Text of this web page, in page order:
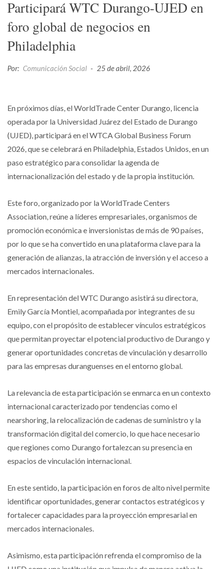
Participará WTC Durango-UJED en
foro global de negocios en
Philadelphia
Por: Comunicación Social - 25 de abril, 2026
En próximos días, el WorldTrade Center Durango, licencia
operada por la Universidad Juárez del Estado de Durango
(UJED), participará en el WTCA Global Business Forum
2026, que se celebrará en Philadelphia, Estados Unidos, en un
paso estratégico para consolidar la agenda de
internacionalización del estado y de la propia institución.
Este foro, organizado por la WorldTrade Centers
Association, reúne a líderes empresariales, organismos de
promoción económica e inversionistas de más de 90 países,
por lo que se ha convertido en una plataforma clave para la
generación de alianzas, la atracción de inversión y el acceso a
mercados internacionales.
En representación del WTC Durango asistirá su directora,
Emily García Montiel, acompañada por integrantes de su
equipo, con el propósito de establecer vínculos estratégicos
que permitan proyectar el potencial productivo de Durango y
generar oportunidades concretas de vinculación y desarrollo
para las empresas duranguenses en el entorno global.
La relevancia de esta participación se enmarca en un contexto
internacional caracterizado por tendencias como el
nearshoring, la relocalización de cadenas de suministro y la
transformación digital del comercio, lo que hace necesario
que regiones como Durango fortalezcan su presencia en
espacios de vinculación internacional.
En este sentido, la participación en foros de alto nivel permite
identificar oportunidades, generar contactos estratégicos y
fortalecer capacidades para la proyección empresarial en
mercados internacionales.
Asimismo, esta participación refrenda el compromiso de la